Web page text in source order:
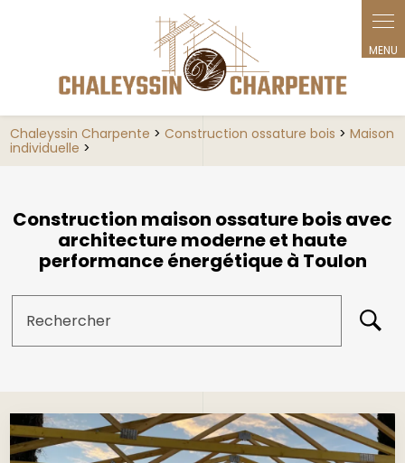
Chaleyssin Charpente >Construction ossature bois >Maison
individuelle >
Construction maison ossature bois avec
architecture moderne et haute
performance énergétique à Toulon
Rechercher